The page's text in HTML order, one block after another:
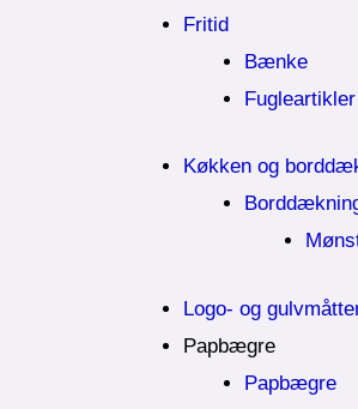
Fritid
Bænke
Fugleartikler
Køkken og
Logo- og
Papbægre
Papbægre